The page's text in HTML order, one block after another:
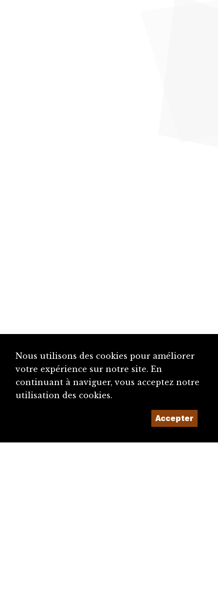
Nous utilisons des cookies pour améliorer
votre expérience sur notre site. En
continuant à naviguer, vous acceptez notre
utilisation des cookies.
Accepter